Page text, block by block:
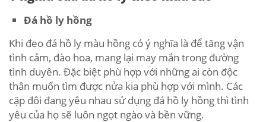
Đá hồ ly hồng
Khi đeo đá hồ ly màu hồng có ý nghĩa là để tăng vận
tình cảm, đào hoa, mang lại may mắn trong đường
tình duyên. Đặc biệt phù hợp với những ai còn độc
thân muốn tìm được nửa kia phù hợp với mình. Các
cặp đôi đang yêu nhau sử dụng đá hồ ly hồng thì tình
yêu của họ sẽ luôn ngọt ngào và bền vững.